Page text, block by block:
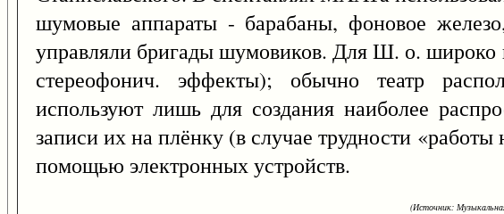
шумовые аппараты - барабаны, фоновое
управляли бригады шумовиков. Для Ш. о. широко
стереофонич. эффекты); обычно театр
используют лишь для создания наиболее
записи их на плёнку (в случае трудности
помощью электронных устройств.
(Источник: